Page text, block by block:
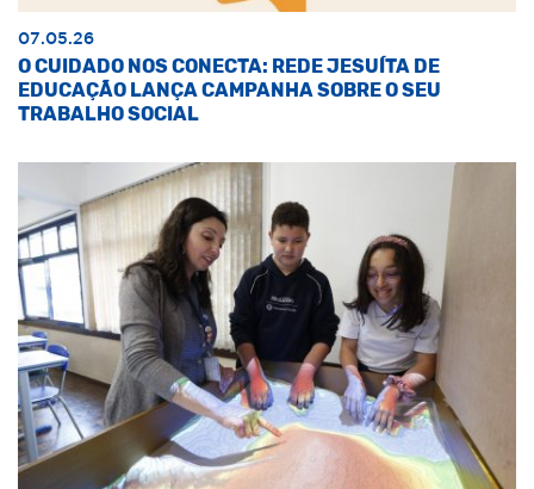
07.05.26
O CUIDADO NOS CONECTA: REDE JESUÍTA DE
EDUCAÇÃO LANÇA CAMPANHA SOBRE O SEU
TRABALHO SOCIAL